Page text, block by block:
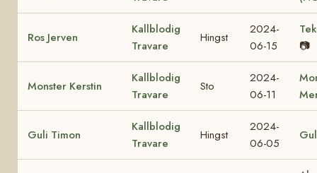
Ros Jerven
Kallblodig
Travare
Hingst
2024-
06-15
📷
Monster Kerstin
Kallblodig
Travare
Sto
2024-
06-11
Guli Timon
Kallblodig
Travare
Hingst
2024-
06-05